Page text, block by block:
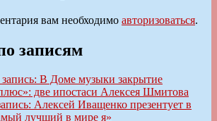
вам необходимо авторизоваться.
записям
В Доме музыки закрытие
две ипостаси Алексея Шмитова
Алексей Иващенко презентует в
лучший в мире я»